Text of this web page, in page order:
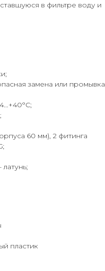
в фильтре воду и
замена или промывка
60 мм), 2 фитинга
пластик